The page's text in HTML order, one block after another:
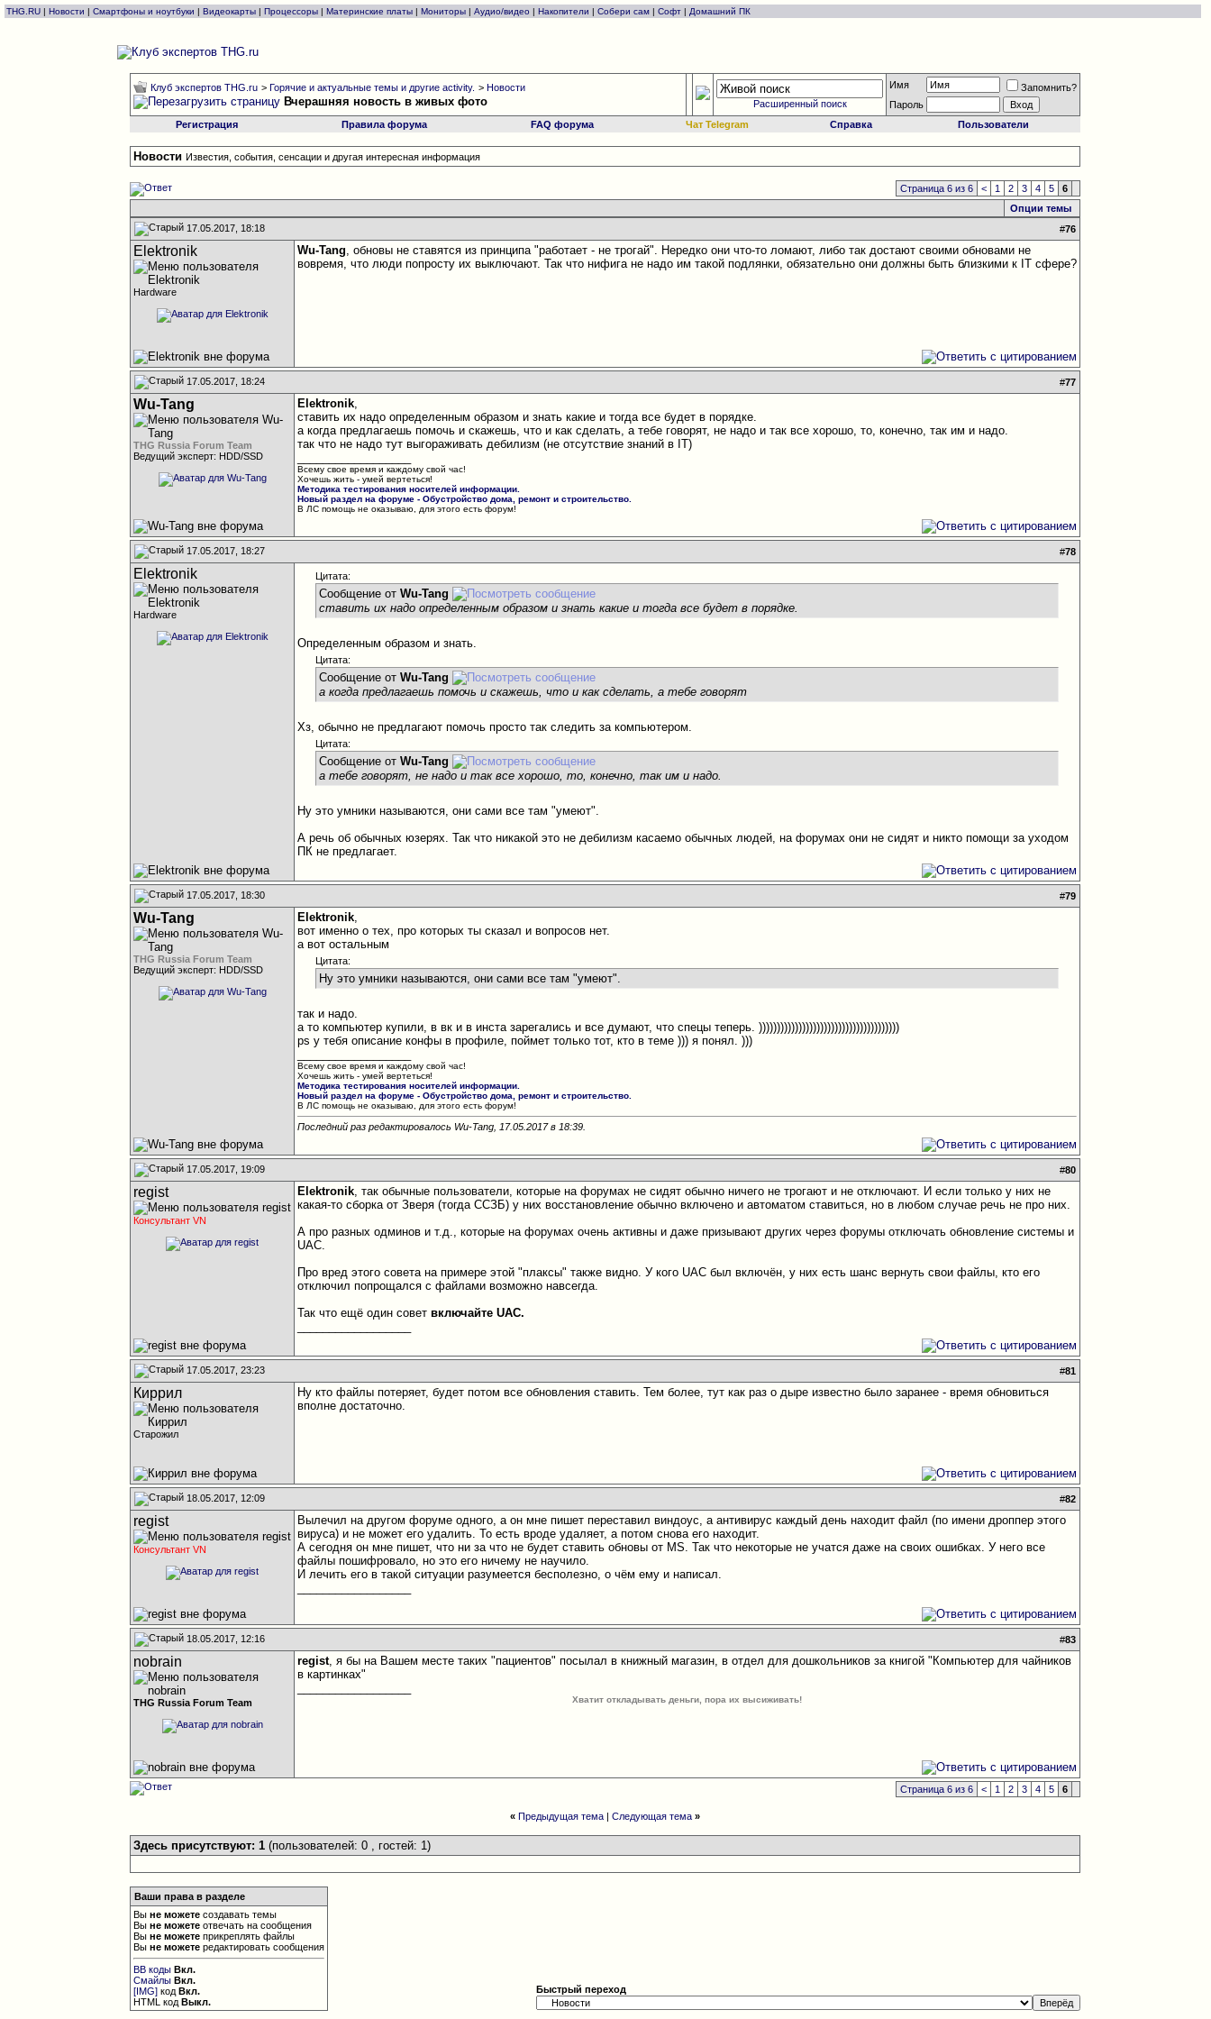
THG.RU | Новости | Смартфоны и ноутбуки | Видеокарты | Процессоры | Материнские платы | Мониторы | Аудио/видео | Накопители | Собери сам | Софт | Домашний ПК
Клуб экспертов THG.ru >Горячие и актуальные темы и другие activity. >Новости
Вчерашняя новость в живых фото Расширенный поиск
Имя
Запомнить?
Пароль
Регистрация
Правила форума FAQ форума Чат Telegram Справка Пользователи
Новости Известия, события, сенсации и другая интересная информация
Страница 6 из 6 < 1 2 3 4 5
6
Опции темы
17.05.2017, 18:18
#76
Elektronik
Hardware
Wu-Tang, обновы не ставятся из принципа "работает - не трогай". Нередко они что-то ломают, либо так достают своими обновами не
вовремя, что люди попросту их выключают. Так что нифига не надо им такой подлянки, обязательно они должны быть близкими к IT cфере?
17.05.2017, 18:24 #77
Wu-Tang
THG Russia Forum Team
Ведущий эксперт: HDD/SSD
Elektronik,
ставить их надо определенным образом и знать какие и тогда все будет в порядке.
а когда предлагаешь помочь и скажешь, что и как сделать, а тебе говорят, не надо и так все хорошо, то, конечно, так им и надо.
так что не надо тут выгораживать дебилизм (не отсутствие знаний в IT)
Всему свое время и каждому свой час!
Хочешь жить - умей вертеться!
Методика тестирования носителей информации.
Новый раздел на форуме - Обустройство дома, ремонт и строительство.
В ЛС помощь не оказываю, для этого есть форум!
17.05.2017, 18:27 #78
Elektronik
Hardware
Цитата:
Сообщение отWu-Tang
ставить их надо определенным образом и знать какие и тогда все будет в порядке.
Определенным образом и знать.
Цитата:
Сообщение отWu-Tang
а когда предлагаешь помочь и скажешь, что и как сделать, а тебе говорят
Хз, обычно не предлагают помочь просто так следить за компьютером.
Цитата:
Сообщение отWu-Tang
а тебе говорят, не надо и так все хорошо, то, конечно, так им и надо.
Ну это умники называются, они сами все там "умеют".
А речь об обычных юзерях. Так что никакой это не дебилизм касаемо обычных людей, на форумах они не сидят и никто помощи за уходом
ПК не предлагает.
17.05.2017, 18:30 #79
Wu-Tang
THG Russia Forum Team
Ведущий эксперт: HDD/SSD
Elektronik,
вот именно о тех, про которых ты сказал и вопросов нет.
а вот остальным
Цитата:
Ну это умники называются, они сами все там "умеют".
так и надо.
а то компьютер купили, в вк и в инста зарегались и все думают, что спецы теперь. )))))))))))))))))))))))))))))))))))))))
ps у тебя описание конфы в профиле, поймет только тот, кто в теме ))) я понял. )))
Всему свое время и каждому свой час!
Хочешь жить - умей вертеться!
Методика тестирования носителей информации.
Новый раздел на форуме - Обустройство дома, ремонт и строительство.
В ЛС помощь не оказываю, для этого есть форум!
Последний раз редактировалось Wu-Tang, 17.05.2017 в 18:39
17.05.2017, 19:09 #80
regist
Консультант VN
Elektronik, так обычные пользователи, которые на форумах не сидят обычно ничего не трогают и не отключают. И если только у них не
какая-то сборка от Зверя (тогда ССЗБ) у них восстановление обычно включено и автоматом ставиться, но в любом случае речь не про них.
А про разных одминов и т.д., которые на форумах очень активны и даже призывают других через форумы отключать обновление системы и
UAC.
Про вред этого совета на примере этой "плаксы" также видно. У кого UAC был включён, у них есть шанс вернуть свои файлы, кто его
отключил попрощался с файлами возможно навсегда.
Так что ещё один советвключайте UAC.
17.05.2017, 23:23 #81
Киррил
Старожил
Ну кто файлы потеряет, будет потом все обновления ставить. Тем более, тут как раз о дыре известно было заранее - время обновиться
вполне достаточно.
18.05.2017, 12:09 #82
regist
Консультант VN
Вылечил на другом форуме одного, а он мне пишет переставил виндоус, а антивирус каждый день находит файл (по имени дроппер этого
вируса) и не может его удалить. То есть вроде удаляет, а потом снова его находит.
А сегодня он мне пишет, что ни за что не будет ставить обновы от MS. Так что некоторые не учатся даже на своих ошибках. У него все
файлы пошифровало, но это его ничему не научило.
И лечить его в такой ситуации разумеется бесполезно, о чём ему и написал.
18.05.2017, 12:16 #83
nobrain
THG Russia Forum Team
regist, я бы на Вашем месте таких "пациентов" посылал в книжный магазин, в отдел для дошкольников за книгой "Компьютер для чайников
в картинках"
Хватит откладывать деньги, пора их высиживать!
Страница 6 из 6 < 1 2 3 4 5 6
« Предыдущая тема |Следующая тема »
Здесь присутствуют: 1(пользователей: 0 , гостей: 1)
Ваши права в разделе
Выне можете создавать темы
Выне можете отвечать на сообщения
Выне можете прикреплять файлы
Выне можете редактировать сообщения
BB коды Вкл.
Смайлы Вкл.
[IMG] кодВкл.
HTML кодВыкл.
Быстрый переход